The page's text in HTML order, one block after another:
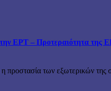
ΕΡΤ – Προτεραιότητα της
προστασία των εξωτερικών